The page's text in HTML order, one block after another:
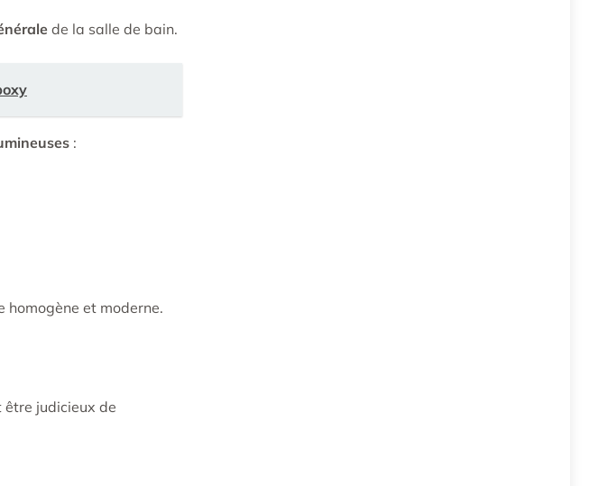
de la salle de bain.
:
homogène et moderne.
être judicieux de